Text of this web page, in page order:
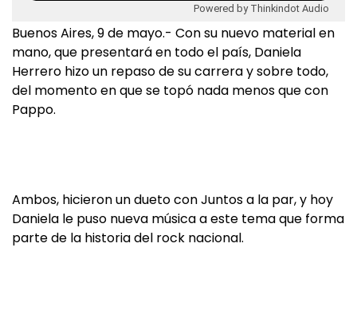
Powered by Thinkindot Audio
Buenos Aires, 9 de mayo.- Con su nuevo material en
mano, que presentará en todo el país, Daniela
Herrero hizo un repaso de su carrera y sobre todo,
del momento en que se topó nada menos que con
Pappo.
Ambos, hicieron un dueto con Juntos a la par, y hoy
Daniela le puso nueva música a este tema que forma
parte de la historia del rock nacional.